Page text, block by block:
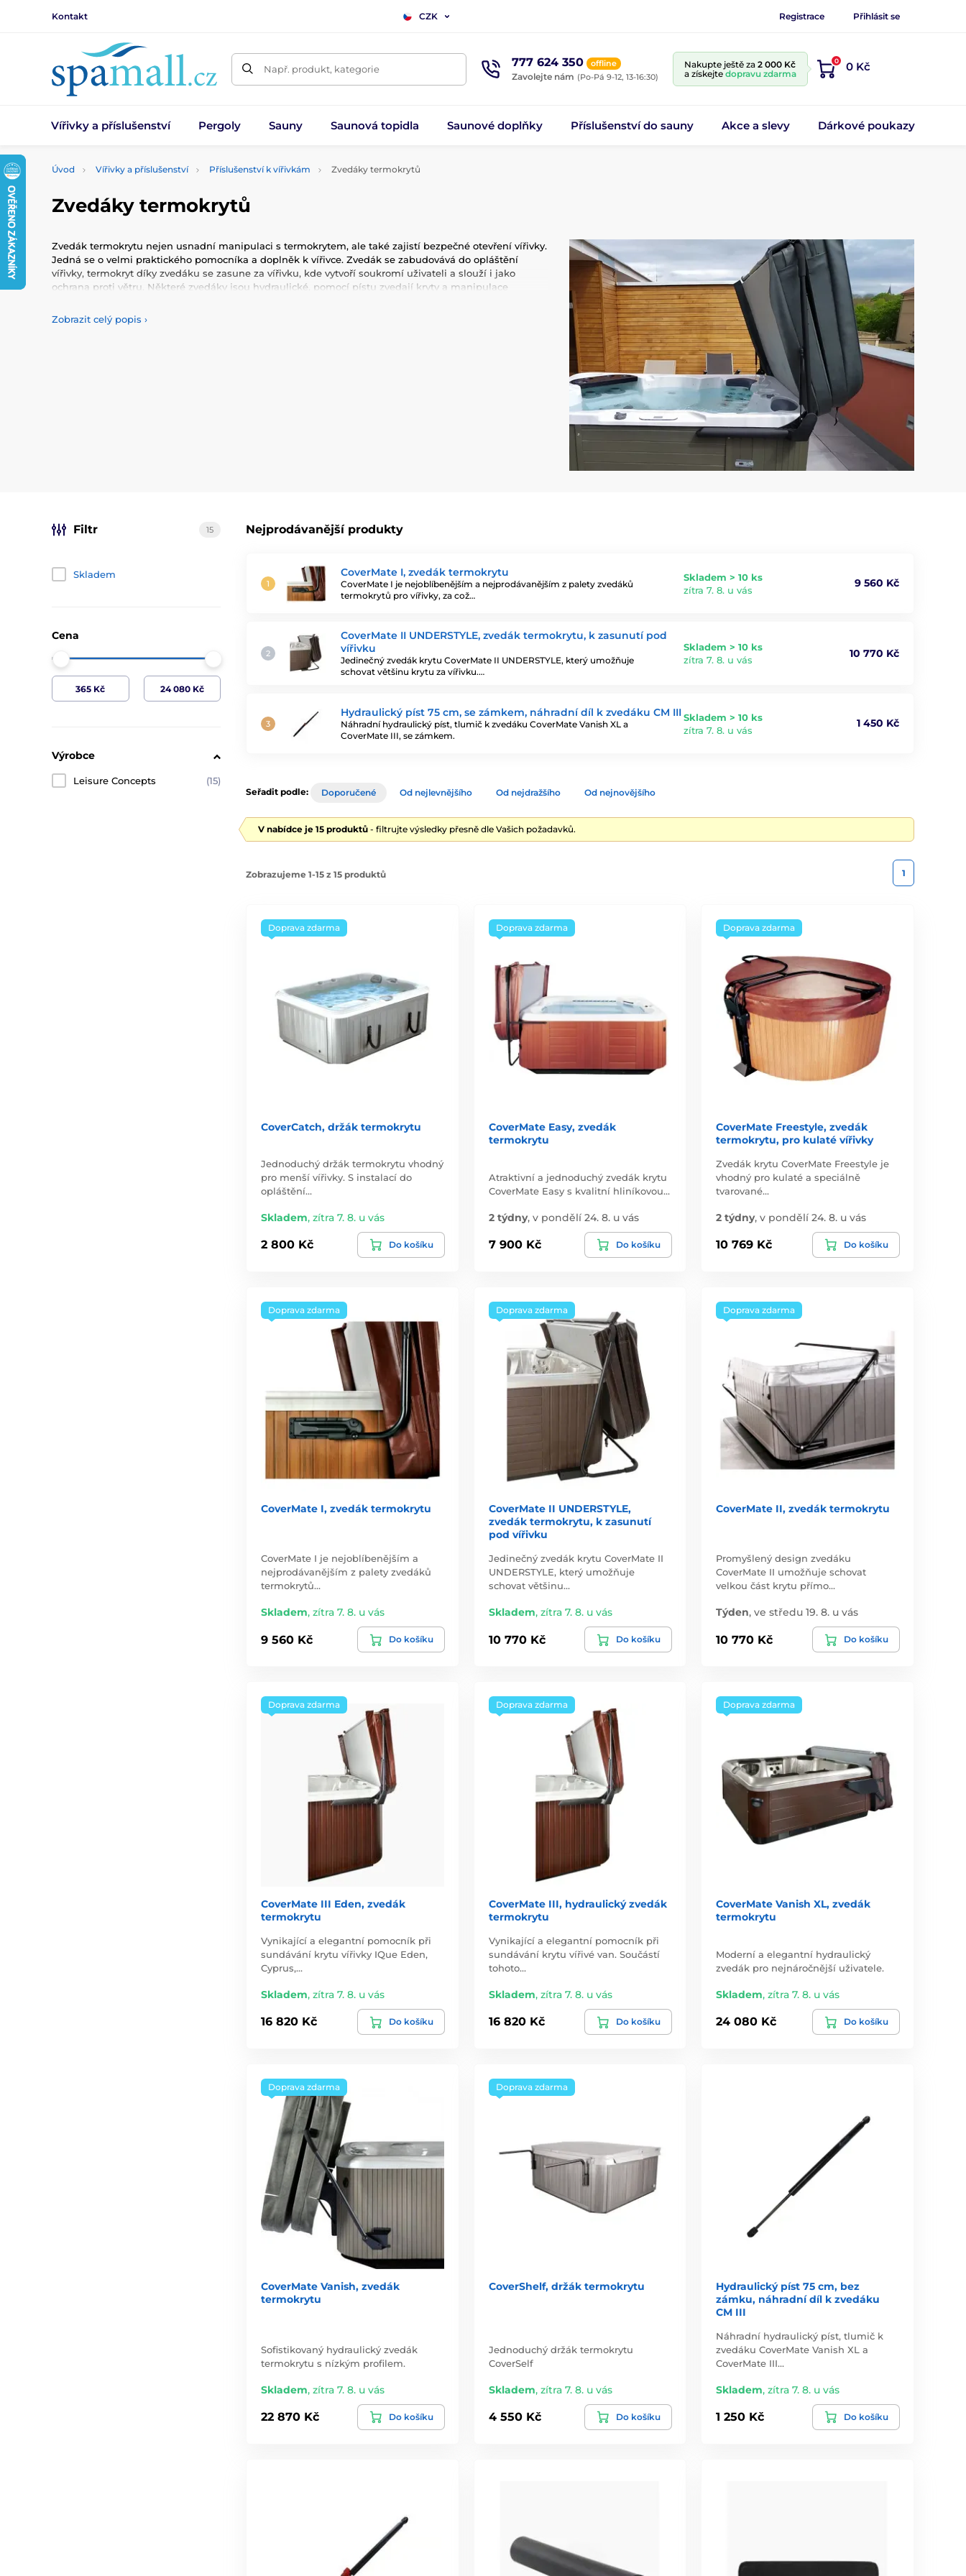
Kontakt CZK Registrace Přihlásit se
Např. produkt, kategorie 777 624 350 offline
Zavolejte nám (Po-Pá 9-12, 13-16:30)
Nakupte ještě za 2 000 Kč
a získejte dopravu zdarma
0 0 Kč
Vířivky a příslušenství Pergoly Sauny Saunová topidla Saunové doplňky Příslušenství do sauny Akce a slevy Dárkové poukazy
Úvod Vířivky a příslušenství Příslušenství k vířivkám Zvedáky termokrytů
Zvedáky termokrytů
Zvedák termokrytu nejen usnadní manipulaci s termokrytem, ale také zajistí bezpečné otevření vířivky.
Jedná se o velmi praktického pomocníka a doplněk k vířivce. Zvedák se zabudovává do opláštění
vířivky, termokryt díky zvedáku se zasune za vířivku, kde vytvoří soukromí uživateli a slouží i jako
ochrana proti větru. Některé zvedáky jsou hydraulické, pomocí pístu zvedají kryty a manipulace
zaklapnutí při velkém větru, nebo třeba držákem na ručníky. Zvolte ten správný zvedák, dle vašich
představ, kam a jak chcete skládat termokryt.
Zobrazit celý popis ›
Nejprodávanější produkty
CoverMate I, zvedák termokrytu
CoverMate I je nejoblíbenějším a nejprodávanějším z palety zvedáků
termokrytů pro vířivky, za což…
Skladem > 10 ks
zítra 7. 8. u vás
9 560 Kč
CoverMate II UNDERSTYLE, zvedák termokrytu, k zasunutí pod
vířivku
Jedinečný zvedák krytu CoverMate II UNDERSTYLE, který umožňuje
schovat většinu krytu za vířivku.…
Skladem > 10 ks
zítra 7. 8. u vás
10 770 Kč
Hydraulický píst 75 cm, se zámkem, náhradní díl k zvedáku CM III
Náhradní hydraulický píst, tlumič k zvedáku CoverMate Vanish XL a
CoverMate III, se zámkem.
Skladem > 10 ks
zítra 7. 8. u vás
1 450 Kč
Filtr 15
Skladem
Cena
Výrobce
Leisure Concepts (15)
Seřadit podle: Doporučené Od nejlevnějšího Od nejdražšího Od nejnovějšího
V nabídce je 15 produktů - filtrujte výsledky přesně dle Vašich požadavků.
Zobrazujeme 1-15 z 15 produktů 1
Doprava zdarma
CoverCatch, držák termokrytu
Jednoduchý držák termokrytu vhodný
pro menší vířivky. S instalací do
opláštění…
Skladem, zítra 7. 8. u vás
2 800 Kč Do košíku
Doprava zdarma
CoverMate Easy, zvedák
termokrytu
Atraktivní a jednoduchý zvedák krytu
CoverMate Easy s kvalitní hliníkovou…
2 týdny, v pondělí 24. 8. u vás
7 900 Kč Do košíku
Doprava zdarma
CoverMate Freestyle, zvedák
termokrytu, pro kulaté vířivky
Zvedák krytu CoverMate Freestyle je
vhodný pro kulaté a speciálně
tvarované…
2 týdny,v pondělí 24. 8. u vás
10 769 Kč Do košíku
Doprava zdarma
CoverMate I, zvedák termokrytu
CoverMate I je nejoblíbenějším a
nejprodávanějším z palety zvedáků
termokrytů…
Skladem, zítra 7. 8. u vás
9 560 Kč Do košíku
Doprava zdarma
CoverMate II UNDERSTYLE,
zvedák termokrytu, k zasunutí
pod vířivku
Jedinečný zvedák krytu CoverMate II
UNDERSTYLE, který umožňuje
schovat většinu…
Skladem, zítra 7. 8. u vás
10 770 Kč Do košíku
Doprava zdarma
CoverMate II, zvedák termokrytu
Promyšlený design zvedáku
CoverMate II umožňuje schovat
velkou část krytu přímo…
Týden,ve středu 19. 8. u vás
10 770 Kč Do košíku
Doprava zdarma
CoverMate III Eden, zvedák
termokrytu
Vynikající a elegantní pomocník při
sundávání krytu vířivky IQue Eden,
Cyprus,…
Skladem, zítra 7. 8. u vás
16 820 Kč Do košíku
Doprava zdarma
CoverMate III, hydraulický zvedák
termokrytu
Vynikající a elegantní pomocník při
sundávání krytu vířivé van. Součástí
tohoto…
Skladem, zítra 7. 8. u vás
16 820 Kč Do košíku
Doprava zdarma
CoverMate Vanish XL, zvedák
termokrytu
Moderní a elegantní hydraulický
zvedák pro nejnáročnější uživatele.
Skladem,zítra 7. 8. u vás
24 080 Kč Do košíku
Doprava zdarma
CoverMate Vanish, zvedák
termokrytu
Sofistikovaný hydraulický zvedák
termokrytu s nízkým profilem.
Skladem, zítra 7. 8. u vás
22 870 Kč Do košíku
Doprava zdarma
CoverShelf, držák termokrytu
Jednoduchý držák termokrytu
CoverSelf
Skladem, zítra 7. 8. u vás
4 550 Kč Do košíku
Hydraulický píst 75 cm, bez
zámku, náhradní díl k zvedáku
CM III
Náhradní hydraulický píst, tlumič k
zvedáku CoverMate Vanish XL a
CoverMate III…
Skladem,zítra 7. 8. u vás
1 250 Kč Do košíku